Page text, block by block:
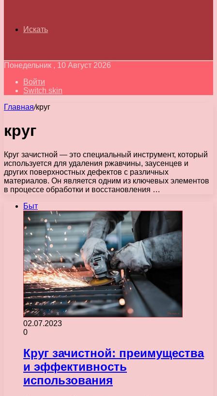
Искать
Понедельник , 10 Август 2026
Войти
Switch skin
Главная/круг
круг
Круг зачистной — это специальный инструмент, который
используется для удаления ржавчины, заусенцев и
других поверхностных дефектов с различных
материалов. Он является одним из ключевых элементов
в процессе обработки и восстановления …
Быт
02.07.2023
0
Круг зачистной: преимущества
и эффективность
использования